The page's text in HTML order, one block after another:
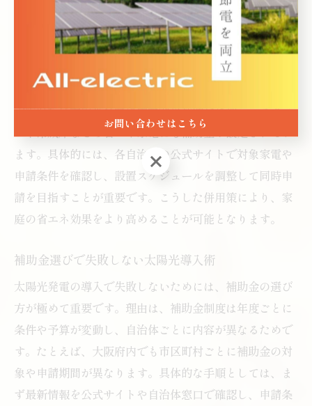
で、家庭のエネルギーコスト削減効果を最大限に引き出
せます。なぜなら、太陽光補助金だけでなく、省エネ家
電の補助金も利用することで、初期投資の負担軽減と運
用コストの低減が同時に実現できるからです。例えば、
大阪府では太陽光発電や蓄電池の補助金に加え、エアコ
ンや冷蔵庫などの省エネ家電にも補助金が設定されてい
ます。具体的には、各自治体の公式サイトで対象家電や
申請条件を確認し、設置スケジュールを調整して同時申
請を目指すことが重要です。こうした併用策により、家
庭の省エネ効果をより高めることが可能となります。
補助金選びで失敗しない太陽光導入術
太陽光発電の導入で失敗しないためには、補助金の選び
方が極めて重要です。理由は、補助金制度は年度ごとに
条件や予算が変動し、自治体ごとに内容が異なるためで
す。たとえば、大阪府内でも市区町村ごとに補助金の対
象や申請期間が異なります。具体的な手順としては、ま
ず最新情報を公式サイトや自治体窓口で確認し、申請条
お問い合わせはこちら
お問い合わせはこちら